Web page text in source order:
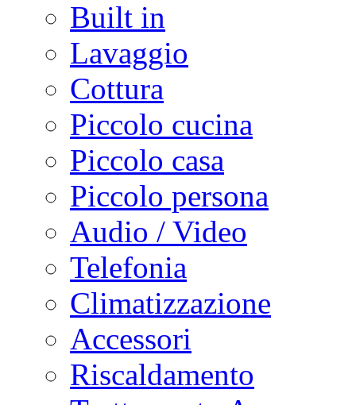
Built in
Lavaggio
Cottura
Piccolo cucina
Piccolo casa
Piccolo persona
Audio / Video
Telefonia
Climatizzazione
Accessori
Riscaldamento